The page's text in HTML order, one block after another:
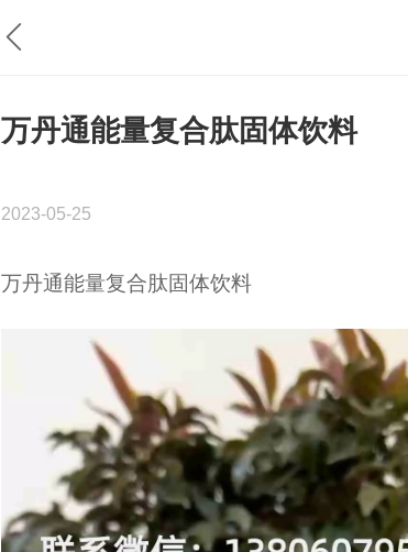
万丹通能量复合肽固体饮料
2023-05-25
万丹通能量复合肽固体饮料